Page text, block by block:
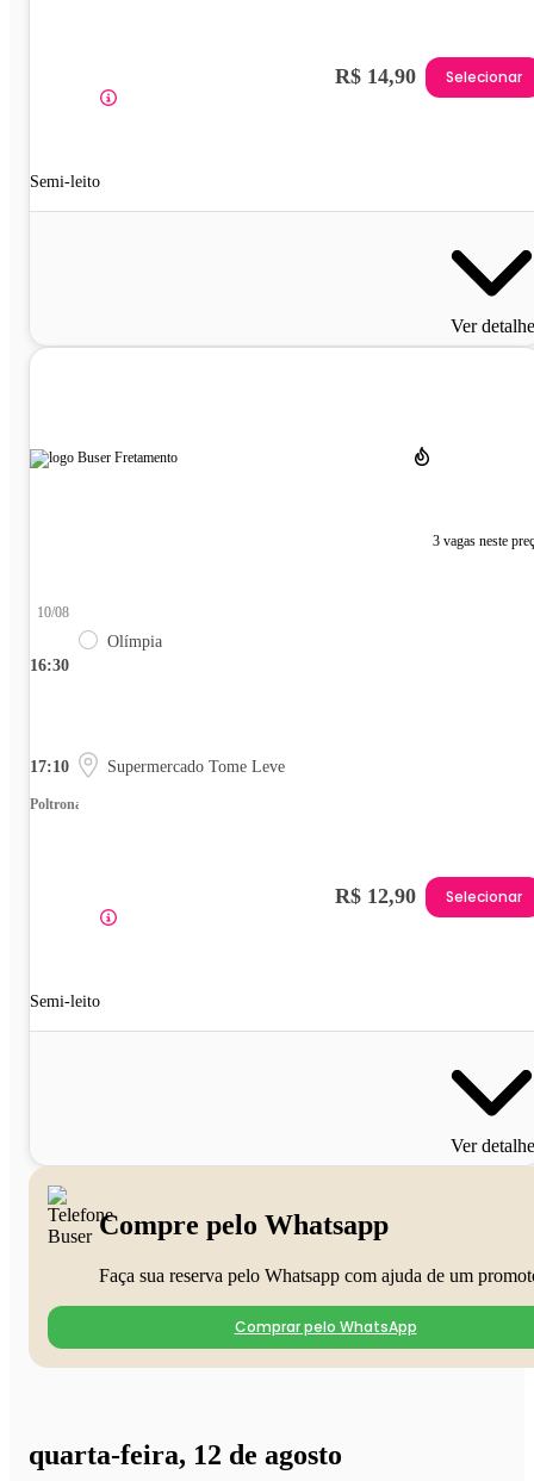
Semi-leito
R$ 14,90 Selecionar
Ver
3 vagas neste
16:30
10/08
Olímpia
17:10 Supermercado Tome Leve
Poltrona
Semi-leito
R$ 12,90 Selecionar
Ver
Compre pelo Whatsapp
Faça sua reserva pelo Whatsapp com ajuda de um
Comprar pelo WhatsApp
quarta-feira, 12 de agosto